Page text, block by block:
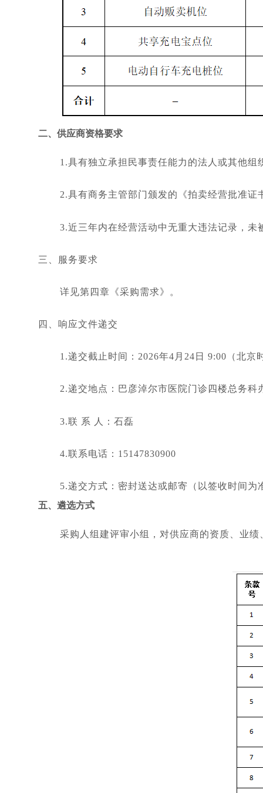
二、供应商资格要求
1.具有独立承担民事责任能力的法人或其他组
2.具有商务主管部门颁发的《拍卖经营批准证
3.近三年内在经营活动中无重大违法记录，
三、服务要求
详见第四章《采购需求》。
四、响应文件递交
1.递交截止时间：2026年4月24日 9:00（北京
2.递交地点：巴彦淖尔市医院门诊四楼总务
3.联 系 人：石磊
4.联系电话：15147830900
5.递交方式：密封送达或邮寄（以签收时间
五、遴选方式
采购人组建评审小组，对供应商的资质、业